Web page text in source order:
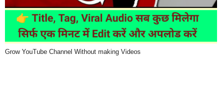
Grow YouTube Channel Without making Videos